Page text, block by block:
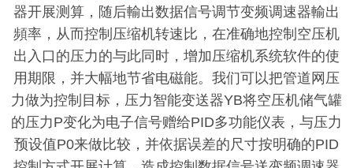
器开展测算，随后輸出数据信号调节变频调速器輸出
頻率，从而控制压缩机转速比，在准确地控制空压机
出入口的压力的与此同时，增加压缩机系统软件的使
用期限，并大幅地节省电磁能。我们可以把管道网压
力做为控制目标，压力智能变送器YB将空压机储气罐
的压力P变化为电子信号赠给PID多功能仪表，与压力
预设值P0来做比较，并依据误差的尺寸按明确的PID